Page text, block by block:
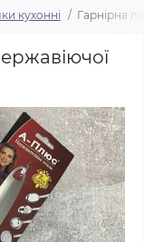
кухонні Гарнірна